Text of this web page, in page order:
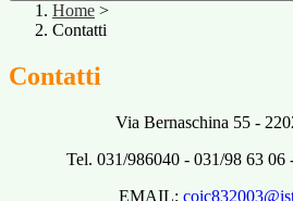
Home >
Contatti
Contatti
Via Bernaschina 55 -
Tel. 031/986040 - 031/98 63 06
EMAIL: